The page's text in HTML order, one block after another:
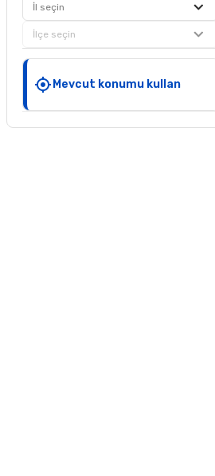
İl seçin
İlçe seçin
Mevcut konumu kullan